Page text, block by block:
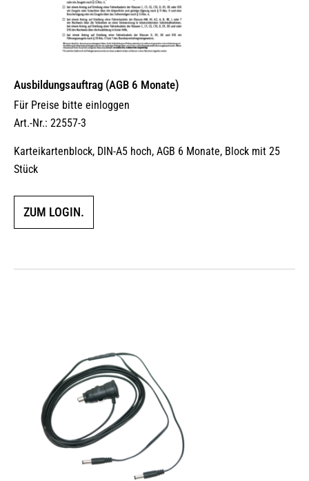
Ausbildungsauftrag (AGB 6 Monate)
Für Preise bitte einloggen
Art.-Nr.: 22557-3
Karteikartenblock, DIN-A5 hoch, AGB 6 Monate, Block mit 25
Stück
ZUM LOGIN.